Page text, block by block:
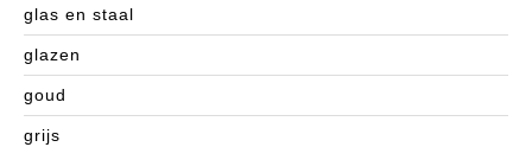
glas en staal
glazen
goud
grijs